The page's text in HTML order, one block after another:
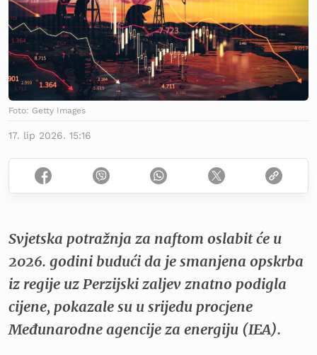
Foto: Getty Images
17. lip 2026. 15:16
Svjetska potražnja za naftom oslabit će u
2026. godini budući da je smanjena opskrba
iz regije uz Perzijski zaljev znatno podigla
cijene, pokazale su u srijedu procjene
Međunarodne agencije za energiju (IEA).